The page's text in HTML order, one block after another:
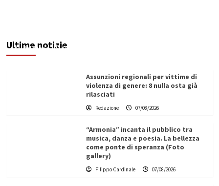
Ultime notizie
Redazione 07/08/2026
Assunzioni regionali per vittime di
violenza di genere: 8 nulla osta già
rilasciati
Redazione 07/08/2026
“Armonia” incanta il pubblico tra
musica, danza e poesia. La bellezza
come ponte di speranza (Foto
gallery)
Filippo Cardinale 07/08/2026